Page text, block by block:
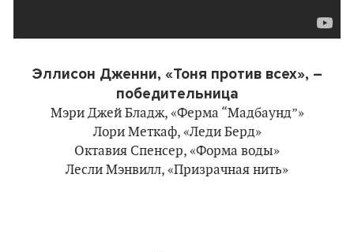
Эллисон Дженни, «Тоня против всех», –
победительница
Мэри Джей Бладж, «Ферма “Мадбаунд”»
Лори Меткаф, «Леди Берд»
Октавия Спенсер, «Форма воды»
Лесли Мэнвилл, «Призрачная нить»